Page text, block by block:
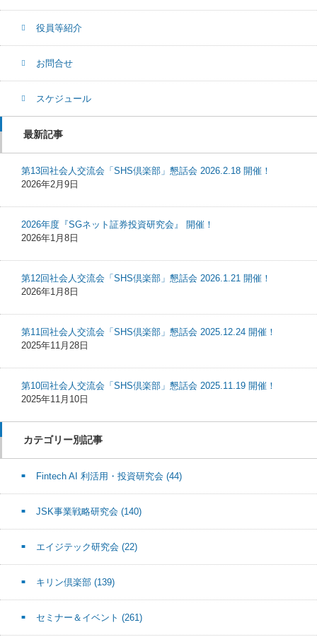
役員等紹介
お問合せ
スケジュール
最新記事
第13回社会人交流会「SHS倶楽部」懇話会 2026.2.18 開催！
2026年2月9日
2026年度『SGネット証券投資研究会』 開催！
2026年1月8日
第12回社会人交流会「SHS倶楽部」懇話会 2026.1.21 開催！
2026年1月8日
第11回社会人交流会「SHS倶楽部」懇話会 2025.12.24 開催！
2025年11月28日
第10回社会人交流会「SHS倶楽部」懇話会 2025.11.19 開催！
2025年11月10日
カテゴリー別記事
Fintech AI 利活用・投資研究会 (44)
JSK事業戦略研究会 (140)
エイジテック研究会 (22)
キリン倶楽部 (139)
セミナー＆イベント (261)